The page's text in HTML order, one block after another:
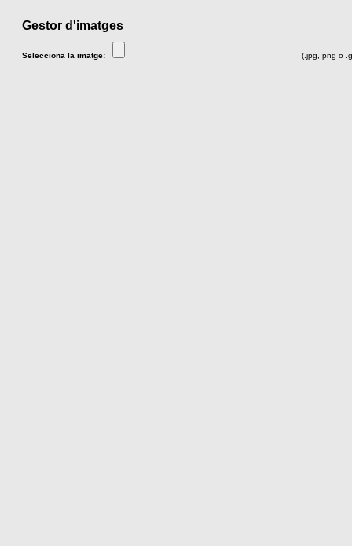
Gestor d'imatges
Selecciona la imatge: (.jpg, png o